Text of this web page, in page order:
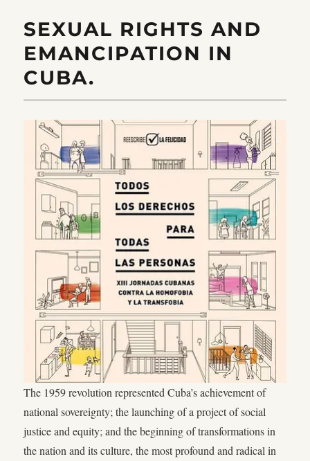
svältkatastrofen
i
Ukraina
SEXUAL RIGHTS AND
EMANCIPATION IN
CUBA.
The 1959 revolution represented Cuba’s achievement of
national sovereignty; the launching of a project of social
justice and equity; and the beginning of transformations in
the nation and its culture, the most profound and radical in